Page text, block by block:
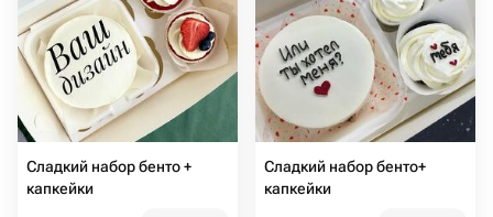
Сладкий набор бенто +
капкейки
Сладкий набор бенто+
капкейки